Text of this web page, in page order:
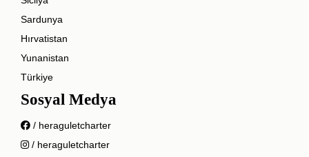
Sardunya
Hırvatistan
Yunanistan
Türkiye
Sosyal Medya
/ heraguletcharter
/ heraguletcharter